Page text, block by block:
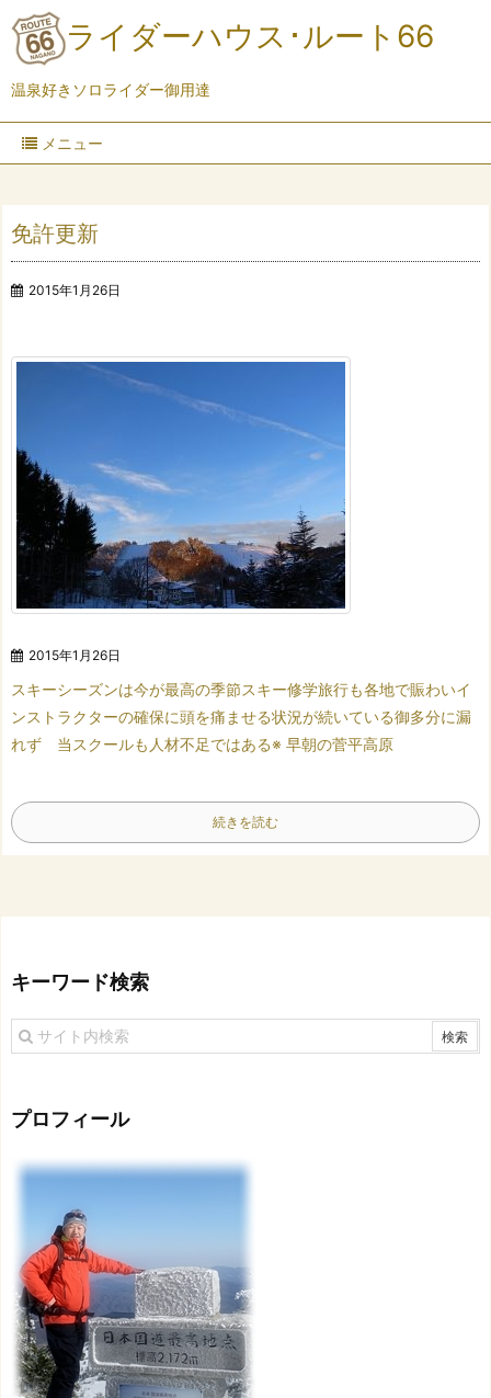
ライダーハウス･ルート66
温泉好きソロライダー御用達
メニュー
免許更新
2015年1月26日
2015年1月26日
スキーシーズンは今が最高の季節スキー修学旅行も各地で賑わいイ
ンストラクターの確保に頭を痛ませる状況が続いている御多分に漏
れず 当スクールも人材不足ではある※ 早朝の菅平高原
続きを読む
キーワード検索
プロフィール